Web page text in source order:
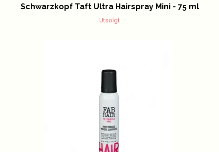
Schwarzkopf Taft Ultra Hairspray Mini - 75 ml
Utsolgt